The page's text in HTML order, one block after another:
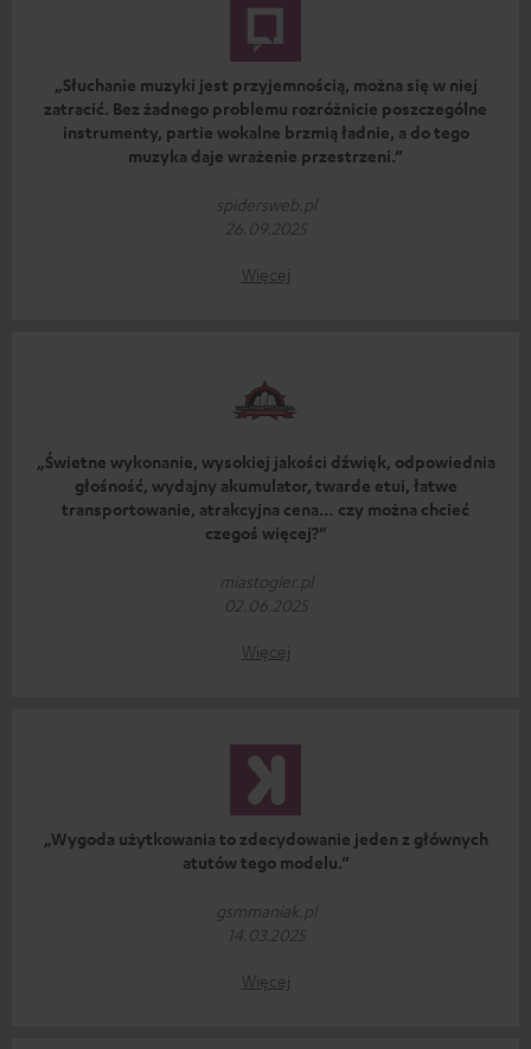
„Słuchanie muzyki jest przyjemnością, można się w niej
zatracić. Bez żadnego problemu rozróżnicie poszczególne
instrumenty, partie wokalne brzmią ładnie, a do tego
muzyka daje wrażenie przestrzeni.”
spidersweb.pl
26.09.2025
Więcej
„Świetne wykonanie, wysokiej jakości dźwięk, odpowiednia
głośność, wydajny akumulator, twarde etui, łatwe
transportowanie, atrakcyjna cena… czy można chcieć
czegoś więcej?”
miastogier.pl
02.06.2025
Więcej
„Wygoda użytkowania to zdecydowanie jeden z głównych
atutów tego modelu.”
gsmmaniak.pl
14.03.2025
Więcej